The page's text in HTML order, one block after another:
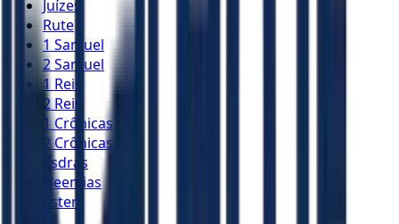
Juízes
Rute
1 Samuel
2 Samuel
1 Reis
2 Reis
1 Crônicas
2 Crônicas
Esdras
Neemias
Ester